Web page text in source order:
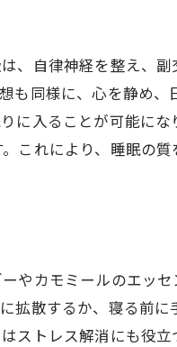
、自律神経を整え、
も同様に、心を静め
に入ることが可能に
これにより、睡眠の
やカモミールのエッ
散するか、寝る前に
ストレス解消にも役